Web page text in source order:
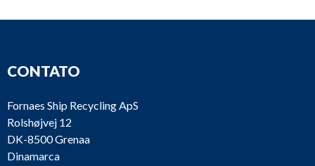
CONTATO
Fornaes Ship Recycling ApS
Rolshøjvej 12
DK-8500 Grenaa
Dinamarca